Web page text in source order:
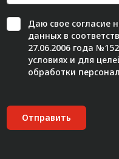
Даю свое согласие
данных в
27.06.2006 года
условиях и для
обработки
Отправить